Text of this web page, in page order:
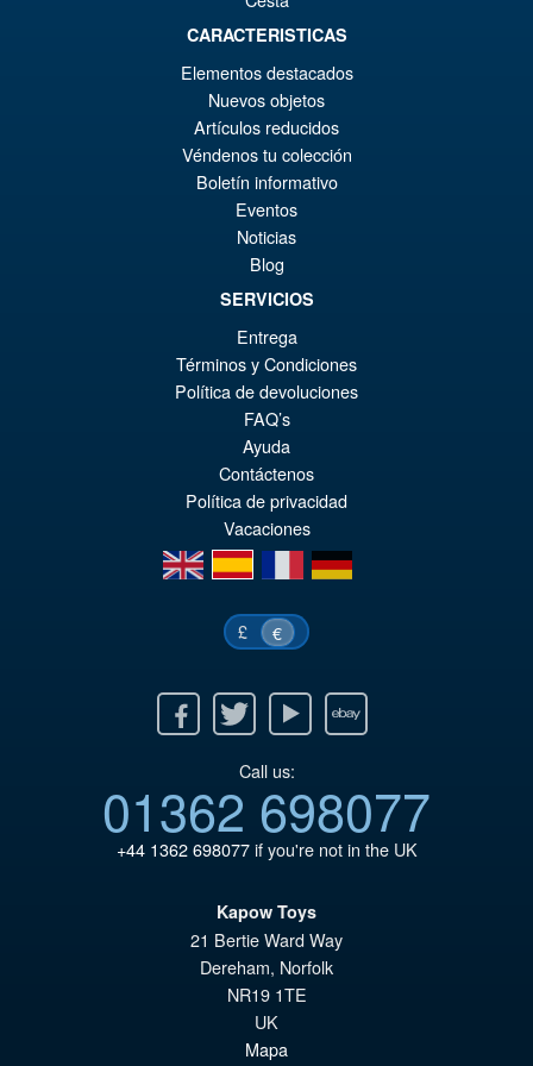
PRE ORDENA
S.H.Figuarts One Piece Sir
Crocodile (Marineford) Action
Figure
PRE ORDENA
CARACTERISTICAS
Elementos destacados
Nuevos objetos
Artículos reducidos
Véndenos tu colección
Boletín informativo
Eventos
Noticias
Blog
SERVICIOS
Entrega
Términos y Condiciones
Política de devoluciones
FAQ’s
Ayuda
Contáctenos
Política de privacidad
Vacaciones
en
es fr de
£ €
Twitter Youtube Ebay
Call us:
01362 698077
+44 1362 698077if you're not in the UK
Kapow Toys
21 Bertie Ward Way
Dereham, Norfolk
NR19 1TE
UK
Mapa